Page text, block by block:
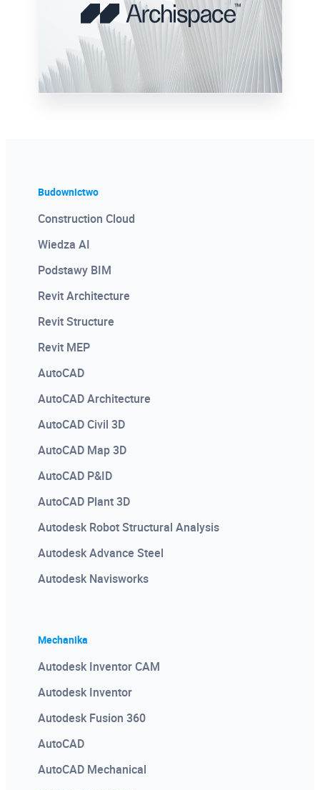
kanale youtube PROCAD. Nagrania
wydarzeń i specjalnie tworzony materiał
Więcej
Certyfikat Pochodzenia
Certyfikat potwierdzający legalność
oprogramowania. Dobry materiał
Budownictwo
Construction Cloud
Wiedza AI
Podstawy BIM
Revit Architecture
Revit Structure
Revit MEP
AutoCAD
AutoCAD Architecture
AutoCAD Civil 3D
AutoCAD Map 3D
AutoCAD P&ID
AutoCAD Plant 3D
Autodesk Robot Structural Analysis
Autodesk Advance Steel
Autodesk Navisworks
Mechanika
Autodesk Inventor CAM
Autodesk Inventor
Autodesk Fusion 360
AutoCAD
AutoCAD Mechanical